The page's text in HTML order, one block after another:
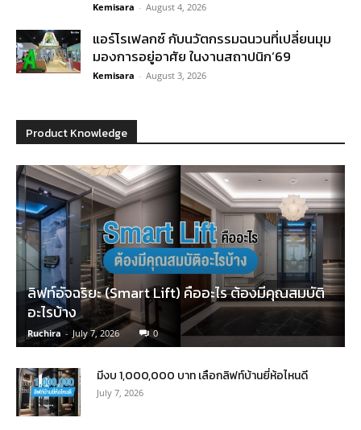
Kemisara - August 4, 2026
แอร์โรเฟลกซ์ กับนวัตกรรมฉนวนที่เปลี่ยนมุม
มองการอยู่อาศัย ในงานสถาปนิก’69
Kemisara - August 3, 2026
Product Knowledge
ลิฟท์อัจฉริยะ (Smart Lift) คืออะไร ต้องมีคุณสมบัติ
อะไรบ้าง
Ruchira - July 7, 2026 0
มีงบ 1,000,000 บาท เลือกลิฟท์บ้านยี่ห้อไหนดี
July 7, 2026